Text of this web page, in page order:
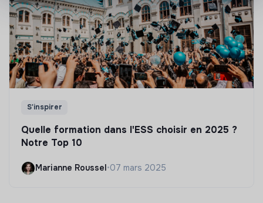
S'inspirer
Quelle formation dans l'ESS choisir en 2025 ?
Notre Top 10
Marianne Roussel•07 mars 2025